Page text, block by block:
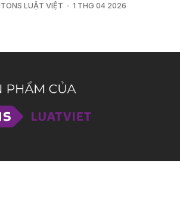
LUẬT VIỆT 1 THG 04 2026